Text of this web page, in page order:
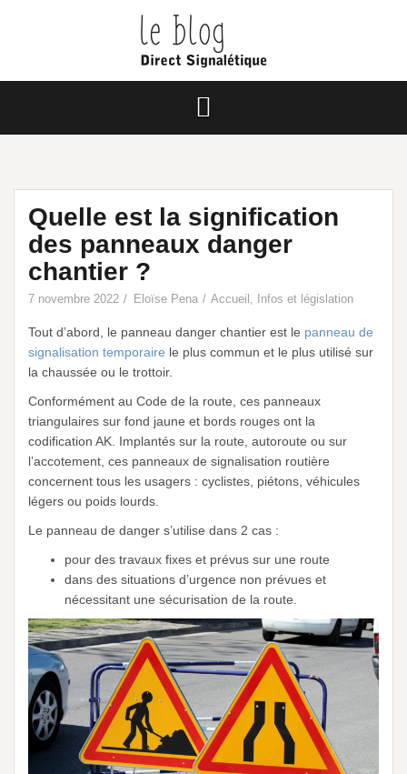
Quelle est la signification
des panneaux danger
chantier ?
7 novembre 2022 Eloïse Pena Accueil , Infos et législation
Tout d’abord, le panneau danger chantier est le panneau de
signalisation temporaire le plus commun et le plus utilisé sur
la chaussée ou le trottoir.
Conformément au Code de la route, ces panneaux
triangulaires sur fond jaune et bords rouges ont la
codification AK. Implantés sur la route, autoroute ou sur
l’accotement, ces panneaux de signalisation routière
concernent tous les usagers : cyclistes, piétons, véhicules
légers ou poids lourds.
Le panneau de danger s’utilise dans 2 cas :
pour des travaux fixes et prévus sur une route
dans des situations d’urgence non prévues et
nécessitant une sécurisation de la route.